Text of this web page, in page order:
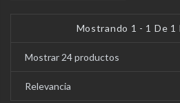
Mostrando 1 - 1 De 1